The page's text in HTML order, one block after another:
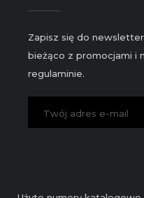
Zapisz się do
bieżąco z promocjami i
regulaminie.